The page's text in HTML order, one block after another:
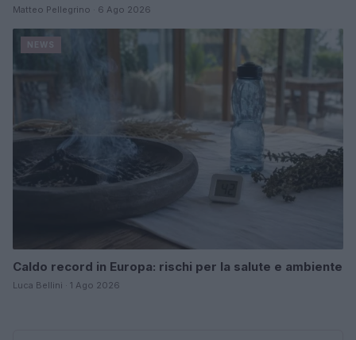
Matteo Pellegrino · 6 Ago 2026
Caldo record in Europa: rischi per la salute e ambiente
Luca Bellini · 1 Ago 2026